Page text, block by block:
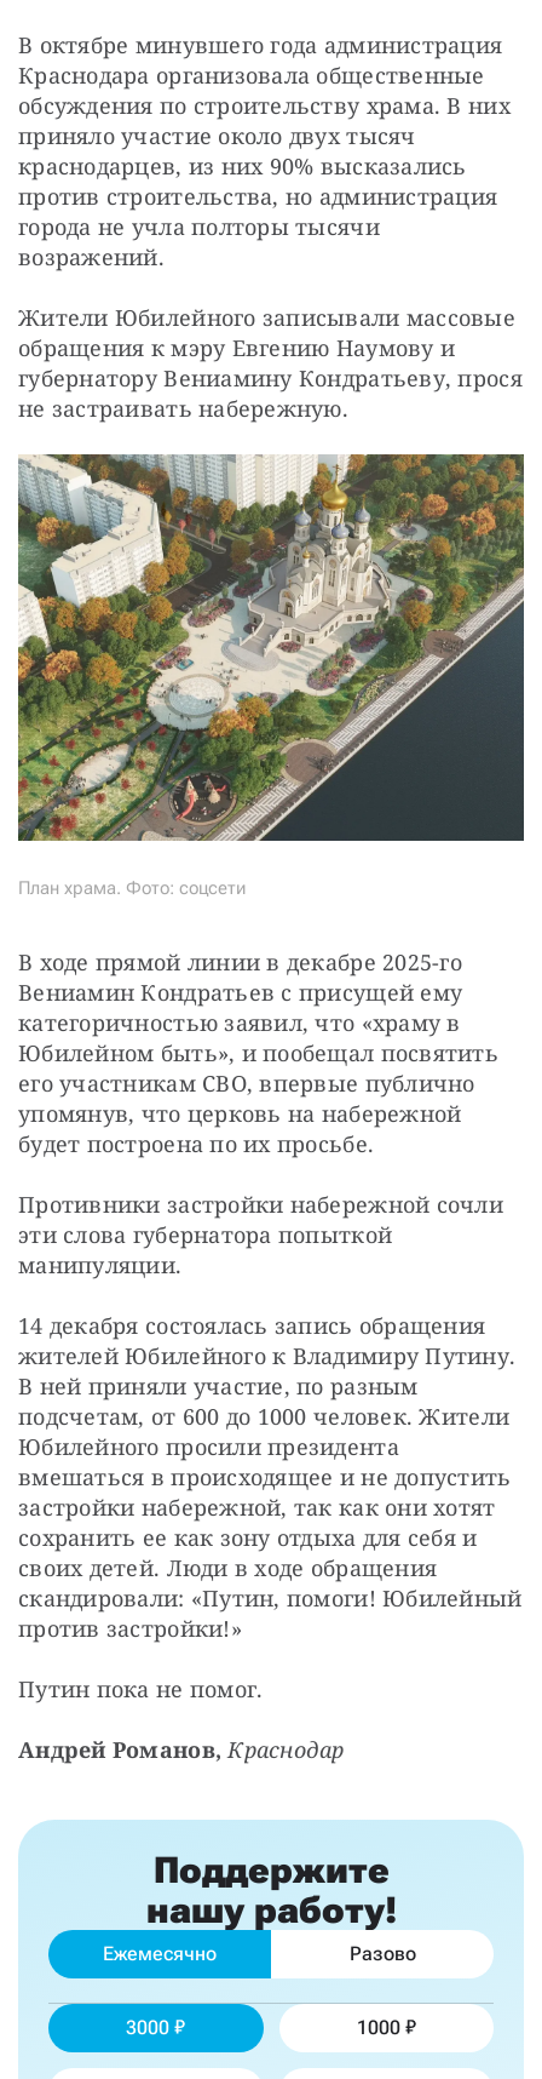
В октябре минувшего года администрация
Краснодара организовала общественные
обсуждения по строительству храма. В них
приняло участие около двух тысяч
краснодарцев, из них 90% высказались
против строительства, но администрация
города не учла полторы тысячи
возражений.
Жители Юбилейного записывали массовые
обращения к мэру Евгению Наумову и
губернатору Вениамину Кондратьеву, прося
не застраивать набережную.
План храма. Фото: соцсети
В ходе прямой линии в декабре 2025-го
Вениамин Кондратьев с присущей ему
категоричностью заявил, что «храму в
Юбилейном быть», и пообещал посвятить
его участникам СВО, впервые публично
упомянув, что церковь на набережной
будет построена по их просьбе.
Противники застройки набережной сочли
эти слова губернатора попыткой
манипуляции.
14 декабря состоялась запись обращения
жителей Юбилейного к Владимиру Путину.
В ней приняли участие, по разным
подсчетам, от 600 до 1000 человек. Жители
Юбилейного просили президента
вмешаться в происходящее и не допустить
застройки набережной, так как они хотят
сохранить ее как зону отдыха для себя и
своих детей. Люди в ходе обращения
скандировали: «Путин, помоги! Юбилейный
против застройки!»
Путин пока не помог.
Андрей Романов, Краснодар
Поддержите
нашу работу!
Ежемесячно Разово
3000 1000